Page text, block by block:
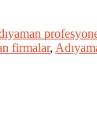
firmalar,